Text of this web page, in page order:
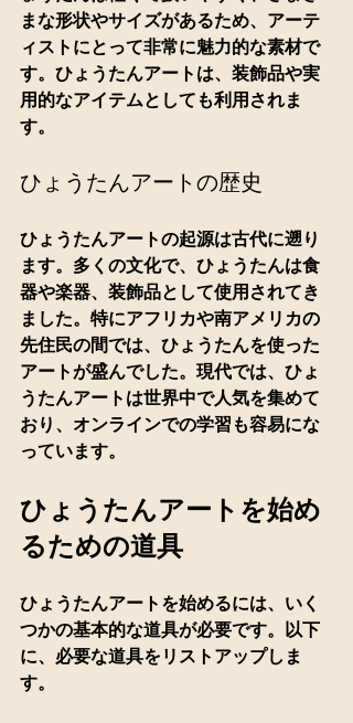
まな形状やサイズがあるため、アーテ
ィストにとって非常に魅力的な素材で
す。ひょうたんアートは、装飾品や実
用的なアイテムとしても利用されま
す。
ひょうたんアートの歴史
ひょうたんアートの起源は古代に遡り
ます。多くの文化で、ひょうたんは食
器や楽器、装飾品として使用されてき
ました。特にアフリカや南アメリカの
先住民の間では、ひょうたんを使った
アートが盛んでした。現代では、ひょ
うたんアートは世界中で人気を集めて
おり、オンラインでの学習も容易にな
っています。
ひょうたんアートを始め
るための道具
ひょうたんアートを始めるには、いく
つかの基本的な道具が必要です。以下
に、必要な道具をリストアップしま
す。